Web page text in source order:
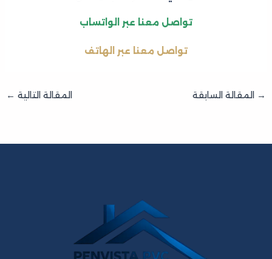
تواصل معنا عبر الواتساب
تواصل معنا عبر الهاتف
→ المقالة السابقة المقالة التالية ←